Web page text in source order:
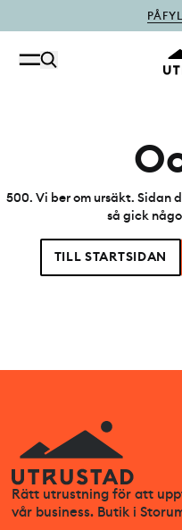
500. Vi ber om ursäkt. Sidan
så gick
TILL STARTSIDAN
Rätt utrustning för att
vår business. Butik i